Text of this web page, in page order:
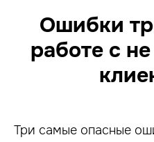
Ошибки
работе с
Три самые опасные